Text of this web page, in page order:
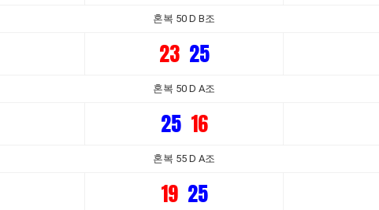
혼복 50 D B조
23 25
혼복 50 D A조
25 16
혼복 55 D A조
19 25